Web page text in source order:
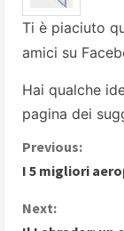
Ti è piaciuto
amici su
Hai qualche
pagina dei
C
Previous:
I 5 migliori
Next: